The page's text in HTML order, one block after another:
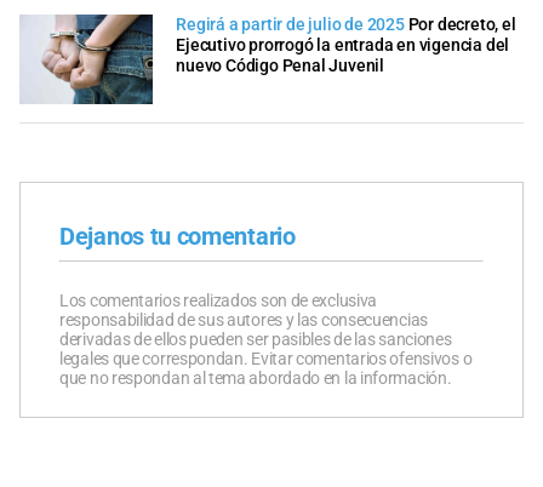
Regirá a partir de julio de 2025 Por decreto, el
Ejecutivo prorrogó la entrada en vigencia del
nuevo Código Penal Juvenil
Dejanos tu comentario
Los comentarios realizados son de exclusiva
responsabilidad de sus autores y las consecuencias
derivadas de ellos pueden ser pasibles de las sanciones
legales que correspondan. Evitar comentarios ofensivos o
que no respondan al tema abordado en la información.